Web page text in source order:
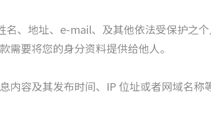
、地址、e-mail、及其他依法受保护之个
要将您的身分资料提供给他人。
容及其发布时间、IP 位址或者网域名称